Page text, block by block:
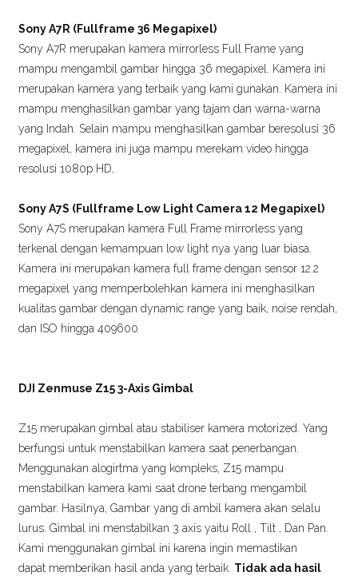
Sony A7R (Fullframe 36 Megapixel)
Sony A7R merupakan kamera mirrorless Full Frame yang
mampu mengambil gambar hingga 36 megapixel. Kamera ini
merupakan kamera yang terbaik yang kami gunakan. Kamera ini
mampu menghasilkan gambar yang tajam dan warna-warna
yang Indah. Selain mampu menghasilkan gambar beresolusi 36
megapixel, kamera ini juga mampu merekam video hingga
resolusi 1080p HD,
Sony A7S (Fullframe Low Light Camera 12 Megapixel)
Sony A7S merupakan kamera Full Frame mirrorless yang
terkenal dengan kemampuan low light nya yang luar biasa.
Kamera ini merupakan kamera full frame dengan sensor 12.2
megapixel yang memperbolehkan kamera ini menghasilkan
kualitas gambar dengan dynamic range yang baik, noise rendah,
dan ISO hingga 409600
DJI Zenmuse Z15 3-Axis Gimbal
Z15 merupakan gimbal atau stabiliser kamera motorized. Yang
berfungsi untuk menstabilkan kamera saat penerbangan.
Menggunakan alogirtma yang kompleks, Z15 mampu
menstabilkan kamera kami saat drone terbang mengambil
gambar. Hasilnya, Gambar yang di ambil kamera akan selalu
lurus. Gimbal ini menstabilkan 3 axis yaitu Roll , Tilt , Dan Pan.
Kami menggunakan gimbal ini karena ingin memastikan
dapat memberikan hasil anda yang terbaik. Tidak ada hasil